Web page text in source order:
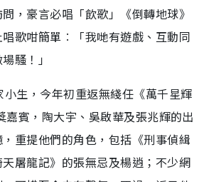
，豪言必唱「飲歌」《倒轉地球》
歌咁簡單︰「我哋有遊戲、互動同
騷！」
生，今年初重返無綫任《萬千星輝
嘉賓，陶大宇、吳啟華及張兆輝的出
重提他們的角色，包括《刑事偵緝
屠龍記》的張無忌及楊逍；不少網